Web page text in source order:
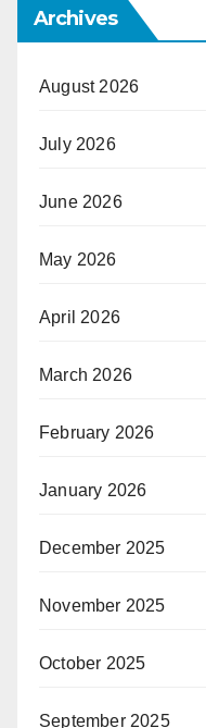
Archives
August 2026
July 2026
June 2026
May 2026
April 2026
March 2026
February 2026
January 2026
December 2025
November 2025
October 2025
September 2025